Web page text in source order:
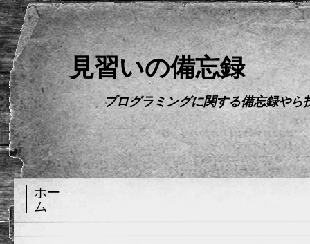
見習いの備忘録
プログラミングに関する備忘録やら
ホー
ム